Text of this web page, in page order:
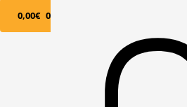
0,00€ 0